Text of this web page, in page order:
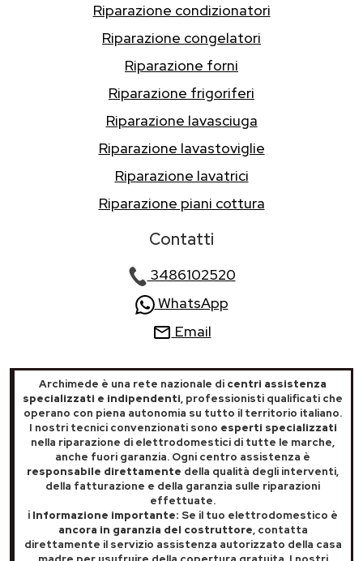
Riparazione condizionatori
Riparazione congelatori
Riparazione forni
Riparazione frigoriferi
Riparazione lavasciuga
Riparazione lavastoviglie
Riparazione lavatrici
Riparazione piani cottura
Contatti
3486102520
WhatsApp
Email
Archimede è una rete nazionale di centri assistenza
specializzati e indipendenti, professionisti qualificati che
operano con piena autonomia su tutto il territorio italiano.
I nostri tecnici convenzionati sono esperti specializzati
nella riparazione di elettrodomestici di tutte le marche,
anche fuori garanzia. Ogni centro assistenza è
responsabile direttamente della qualità degli interventi,
della fatturazione e della garanzia sulle riparazioni
effettuate.
ℹ️ Informazione importante: Se il tuo elettrodomestico è
ancora in garanzia del costruttore, contatta
direttamente il servizio assistenza autorizzato della casa